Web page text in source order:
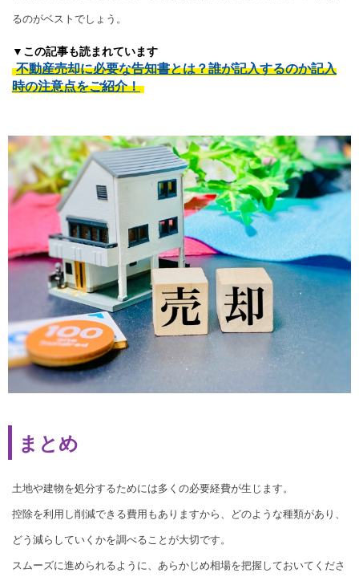
るのがベストでしょう。
▼この記事も読まれています
不動産売却に必要な告知書とは？誰が記入するのか記入
時の注意点をご紹介！
まとめ
土地や建物を処分するためには多くの必要経費が生じます。
控除を利用し削減できる費用もありますから、どのような種類があり、
どう減らしていくかを調べることが大切です。
スムーズに進められるように、あらかじめ相場を把握しておいてくださ